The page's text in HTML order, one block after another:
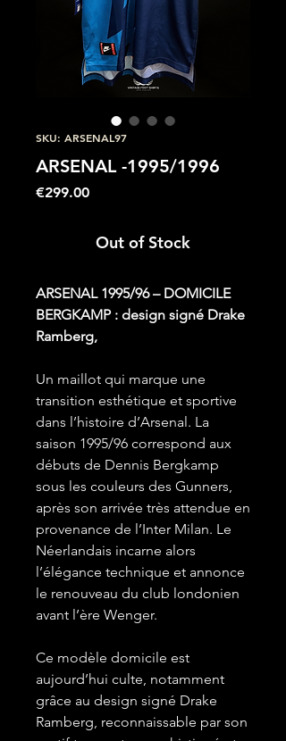
SKU: ARSENAL97
ARSENAL -1995/1996
€299.00Price
Out of Stock
ARSENAL 1995/96 – DOMICILE
BERGKAMP : design signé Drake
Ramberg,
Un maillot qui marque une
transition esthétique et sportive
dans l’histoire d’Arsenal. La
saison 1995/96 correspond aux
débuts de Dennis Bergkamp
sous les couleurs des Gunners,
après son arrivée très attendue en
provenance de l’Inter Milan. Le
Néerlandais incarne alors
l’élégance technique et annonce
le renouveau du club londonien
avant l’ère Wenger.
Ce modèle domicile est
aujourd’hui culte, notamment
grâce au design signé Drake
Ramberg, reconnaissable par son